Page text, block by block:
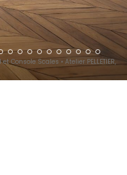
Scales • Atelier PELLETIER,